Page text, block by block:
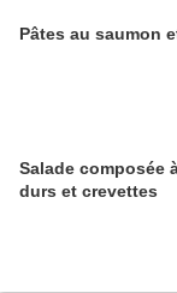
Pâtes au saumon
Salade composée
durs et crevettes